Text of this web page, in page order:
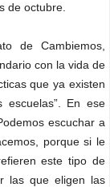
de octubre.
de Cambiemos,
con la vida de
que ya existen
En ese
escuchar a
porque si le
este tipo de
las que eligen las